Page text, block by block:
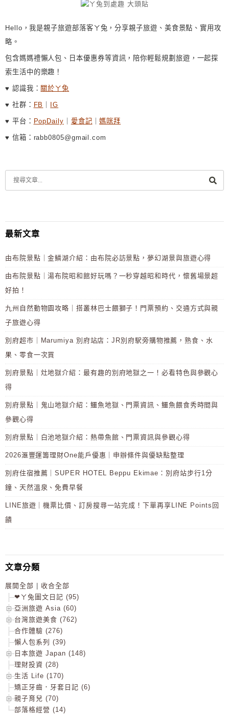
Hello，我是親子旅遊部落客ㄚ兔，分享親子旅遊、美食景點、實用攻
略。
包含媽媽禮懶人包、日本優惠券等資訊，陪你輕鬆規劃旅遊，一起探
索生活中的樂趣！
♥ 認識我： 關於ㄚ兔
♥ 社群： FB IG
♥ 平台： PopDaily 愛食記 ｜媽咪拜
♥ 信箱：rabb0805@gmail.com
最新文章
由布院景點｜金鱗湖介紹：由布院必訪景點，夢幻湖景與旅遊心得
由布院景點｜湯布院昭和館好玩嗎？一秒穿越昭和時代，懷舊場景超
好拍！
九州自然動物園攻略｜搭叢林巴士餵獅子！門票預約、交通方式與親
子旅遊心得
別府超市｜Marumiya 別府站店：JR別府駅旁購物推薦，熟食、水
果、零食一次買
別府景點｜灶地獄介紹：最有趣的別府地獄之一！必看特色與參觀心
得
別府景點｜鬼山地獄介紹：鱷魚地獄、門票資訊、鱷魚餵食秀時間與
參觀心得
別府景點｜白池地獄介紹：熱帶魚館、門票資訊與參觀心得
2026滙豐運籌理財One能戶優惠｜申辦條件與優缺點整理
別府住宿推薦｜SUPER HOTEL Beppu Ekimae：別府站步行1分
鐘、天然溫泉、免費早餐
LINE旅遊｜機票比價、訂房搜尋一站完成！下單再享LINE Points回
饋
文章分類
展開全部
收合全部
❤ㄚ兔圖文日記 (95)
亞洲旅遊 Asia (60)
台灣旅遊美食 (762)
合作體驗 (276)
懶人包系列 (39)
日本旅遊 Japan (148)
理財投資 (28)
生活 Life (170)
矯正牙齒．牙套日記 (6)
親子育兒 (70)
部落格經營 (14)